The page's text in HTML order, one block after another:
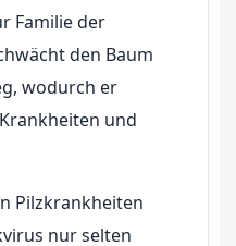
Familie der
den Baum
wodurch er
und
Pilzkrankheiten
nur selten